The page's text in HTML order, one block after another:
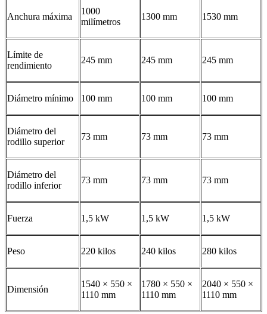
Anchura máxima
1000
milímetros
1300 mm 1530 mm
Límite de
rendimiento
245 mm 245 mm 245 mm
Diámetro mínimo 100 mm 100 mm 100 mm
Diámetro del
rodillo superior
73 mm 73 mm 73 mm
Diámetro del
rodillo inferior
73 mm 73 mm 73 mm
Fuerza 1,5 kW 1,5 kW 1,5 kW
Peso 220 kilos 240 kilos 280 kilos
Dimensión
1540 × 550 ×
1110 mm
1780 × 550 ×
1110 mm
2040 × 550 ×
1110 mm